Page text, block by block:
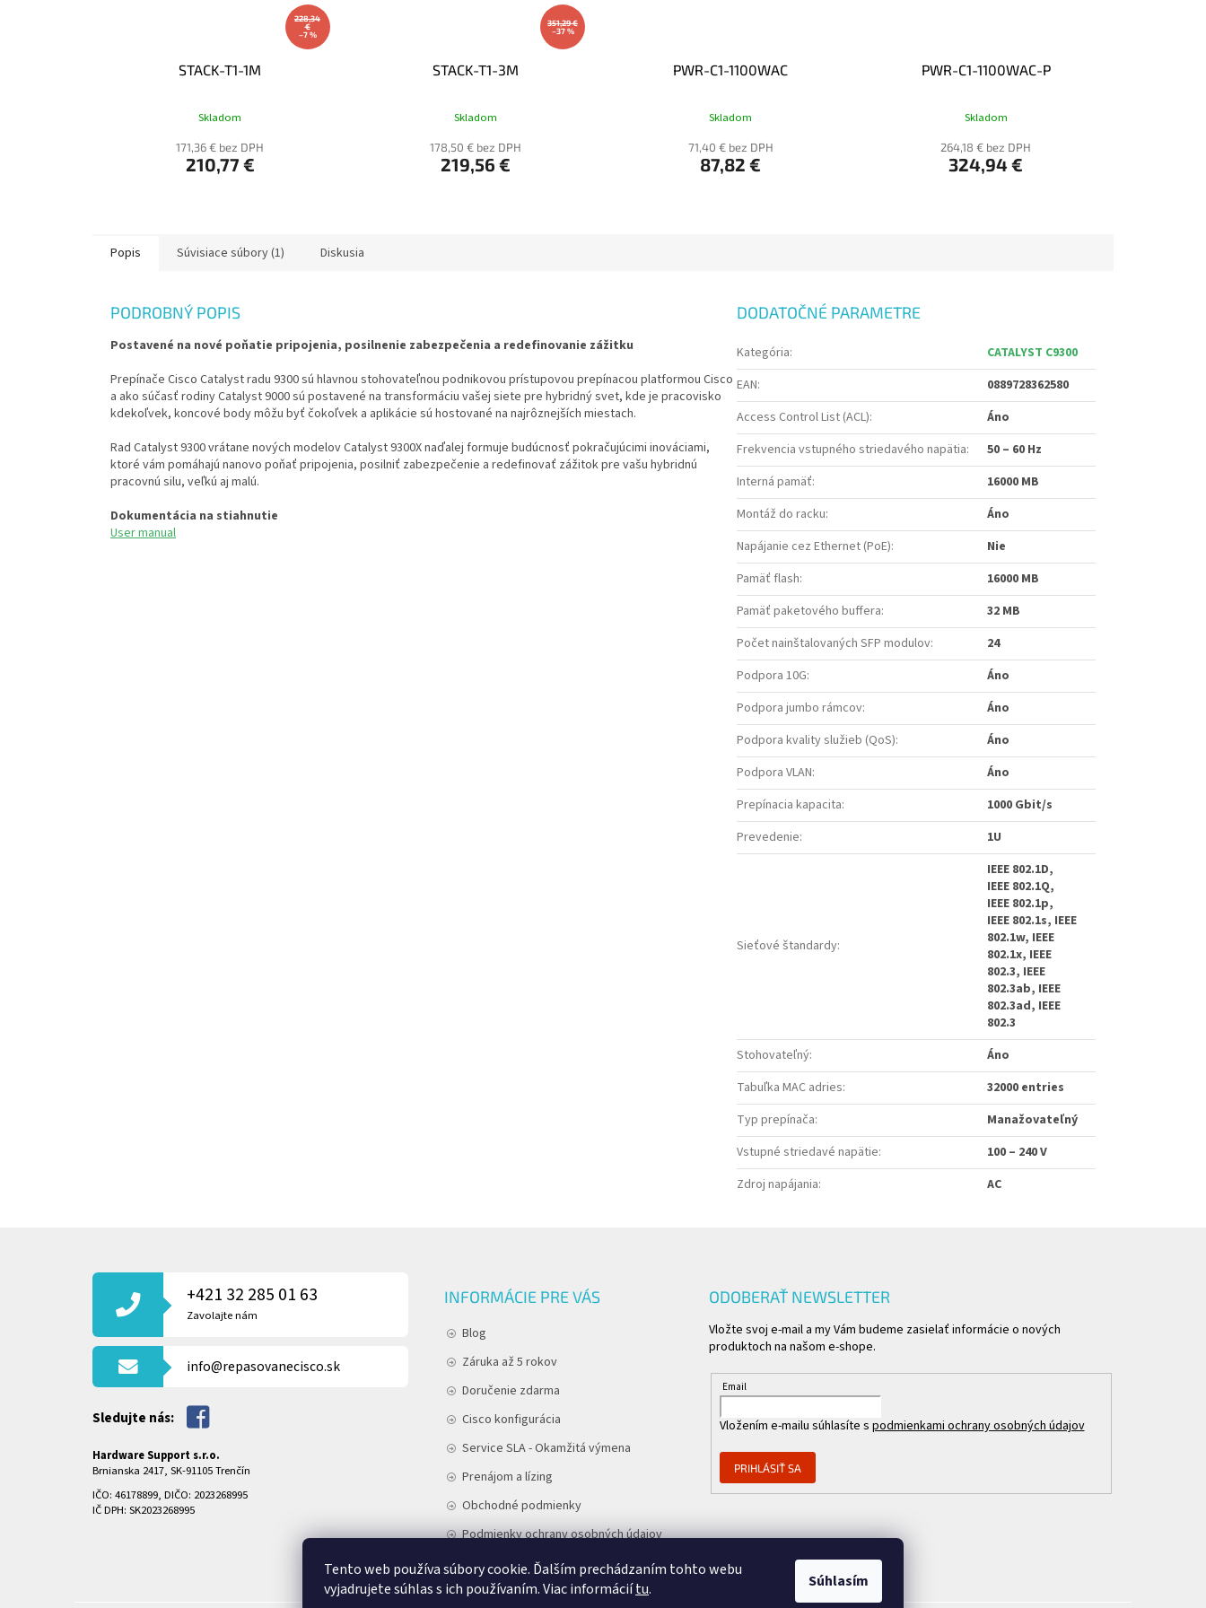
Tento web používa súbory cookie. Ďalším prechádzaním tohto webu
vyjadrujete súhlas s ich používaním. Viac informáciítu. Súhlasím
228,34
€
–7 %
STACK-T1-1M
Skladom
171,36 € bez DPH
210,77 €
351,29 €
–37 %
STACK-T1-3M
Skladom
178,50 € bez DPH
219,56 €
PWR-C1-1100WAC
Skladom
71,40 € bez DPH
87,82 €
PWR-C1-1100WAC-P
Skladom
264,18 € bez DPH
324,94 €
Popis Súvisiace súbory (1) Diskusia
PODROBNÝ POPIS
Postavené na nové poňatie pripojenia, posilnenie zabezpečenia a redefinovanie zážitku
Prepínače Cisco Catalyst radu 9300 sú hlavnou stohovateľnou podnikovou prístupovou prepínacou platformou Cisco
a ako súčasť rodiny Catalyst 9000 sú postavené na transformáciu vašej siete pre hybridný svet, kde je pracovisko
kdekoľvek, koncové body môžu byť čokoľvek a aplikácie sú hostované na najrôznejších miestach.
Rad Catalyst 9300 vrátane nových modelov Catalyst 9300X naďalej formuje budúcnosť pokračujúcimi inováciami,
ktoré vám pomáhajú nanovo poňať pripojenia, posilniť zabezpečenie a redefinovať zážitok pre vašu hybridnú
pracovnú silu, veľkú aj malú.
Dokumentácia na stiahnutie
User manual
DODATOČNÉ PARAMETRE
Kategória:
CATALYST C9300
EAN:
0889728362580
Access Control List (ACL):
Áno
Frekvencia vstupného striedavého napätia:
50 – 60 Hz
Interná pamäť:
16000 MB
Montáž do racku:
Áno
Napájanie cez Ethernet (PoE):
Nie
Pamäť flash:
16000 MB
Pamäť paketového buffera:
32 MB
Počet nainštalovaných SFP modulov:
24
Podpora 10G:
Áno
Podpora jumbo rámcov:
Áno
Podpora kvality služieb (QoS):
Áno
Podpora VLAN:
Áno
Prepínacia kapacita:
1000 Gbit/s
Prevedenie: 1U
Sieťové štandardy:
IEEE 802.1D,
IEEE 802.1Q,
IEEE 802.1p,
IEEE 802.1s, IEEE
802.1w, IEEE
802.1x, IEEE
802.3, IEEE
802.3ab, IEEE
802.3ad, IEEE
802.3
Stohovateľný:
Áno
Tabuľka MAC adries:
32000 entries
Typ prepínača:
Manažovateľný
Vstupné striedavé napätie:
100 – 240 V
Zdroj napájania: AC
+421 32 285 01 63
Zavolajte nám
info@repasovanecisco.sk
Sledujte nás:
Hardware Support s.r.o.
Brnianska 2417, SK-91105 Trenčín
IČO: 46178899, DIČO: 2023268995
IČ DPH: SK2023268995
INFORMÁCIE PRE VÁS
Blog
Záruka až 5 rokov
Doručenie zdarma
Cisco konfigurácia
Service SLA - Okamžitá výmena
Prenájom a lízing
Obchodné podmienky
Podmienky ochrany osobných údajov
Kontakt
ODOBERAŤ NEWSLETTER
Vložte svoj e-mail a my Vám budeme zasielať informácie o nových
produktoch na našom e-shope.
Email
Vložením e-mailu súhlasíte s podmienkami ochrany osobných údajov
PRIHLÁSIŤ SA